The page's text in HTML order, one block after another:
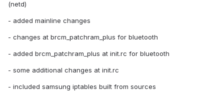
(netd)
- added mainline changes
- changes at brcm_patchram_plus for bluetooth
- added brcm_patchram_plus at init.rc for bluetooth
- some additional changes at init.rc
- included samsung iptables built from sources